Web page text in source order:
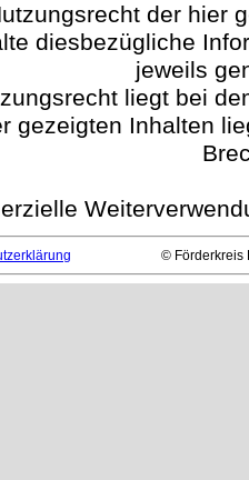
der hier
diesbezügliche
jeweils
liegt bei
gezeigten Inhalten
© Förderkreis